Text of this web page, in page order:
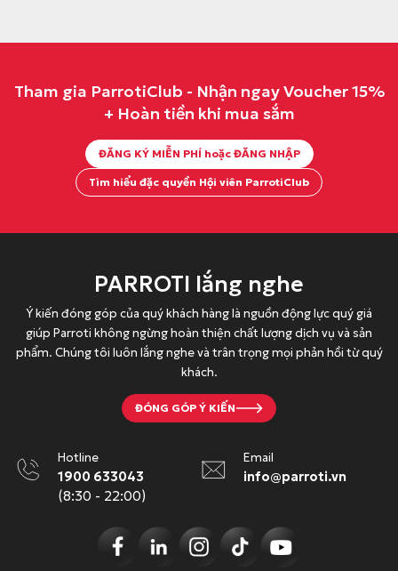
Tham gia ParrotiClub - Nhận ngay Voucher 15%
+ Hoàn tiền khi mua sắm
ĐĂNG KÝ MIỄN PHÍ hoặc ĐĂNG NHẬP
Tìm hiểu đặc quyền Hội viên ParrotiClub
PARROTI lắng nghe
Ý kiến đóng góp của quý khách hàng là nguồn động lực quý giá
giúp Parroti không ngừng hoàn thiện chất lượng dịch vụ và sản
phẩm. Chúng tôi luôn lắng nghe và trân trọng mọi phản hồi từ quý
khách.
ĐÓNG GÓP Ý KIẾN
Hotline
1900 633043
(8:30 - 22:00)
Email
info@parroti.vn